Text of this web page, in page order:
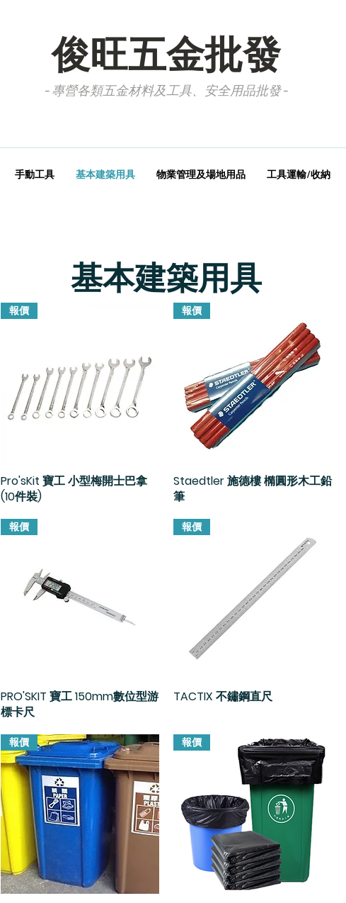
俊旺五金批發
- 專營各類五金材料及工具、安全用品批發 -
手動工具 基本建築用具 物業管理及場地用品 工具運輸/收納
基本建築用具
快速瀏覽
報價
Pro'sKit 寶工 小型梅開士巴拿
(10件裝)
快速瀏覽
報價
Staedtler 施德樓 橢圓形木工鉛
筆
快速瀏覽
報價
PRO'SKIT 寶工 150mm數位型游
標卡尺
快速瀏覽
報價
TACTIX 不鏽鋼直尺
報價 報價